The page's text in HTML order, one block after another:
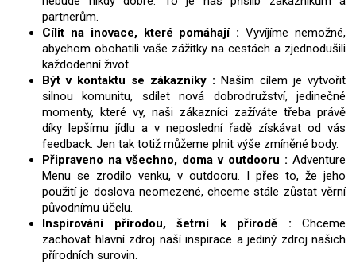
partnerům.
Cílit na inovace, které pomáhají :Vyvíjíme nemožné,
abychom obohatili vaše zážitky na cestách a zjednodušili
každodenní život.
Být v kontaktu se zákazníky : Naším cílem je vytvořit
silnou komunitu, sdílet nová dobrodružství, jedinečné
momenty, které vy, naši zákazníci zažíváte třeba právě
díky lepšímu jídlu a v neposlední řadě získávat od vás
feedback. Jen tak totiž můžeme plnit výše zmíněné body.
Připraveno na všechno, doma v outdooru : Adventure
Menu se zrodilo venku, v outdooru. I přes to, že jeho
použití je doslova neomezené, chceme stále zůstat věrní
původnímu účelu.
Inspirováni přírodou, šetrní k přírodě : Chceme
zachovat hlavní zdroj naší inspirace a jediný zdroj našich
přírodních surovin.